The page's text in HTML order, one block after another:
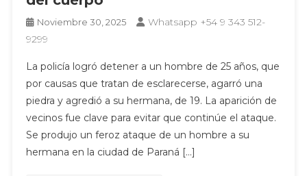
Noviembre 30, 2025
Whatsapp +54 9 343 512-
9299
La policía logró detener a un hombre de 25 años, que
por causas que tratan de esclarecerse, agarró una
piedra y agredió a su hermana, de 19. La aparición de
vecinos fue clave para evitar que continúe el ataque.
Se produjo un feroz ataque de un hombre a su
hermana en la ciudad de Paraná […]